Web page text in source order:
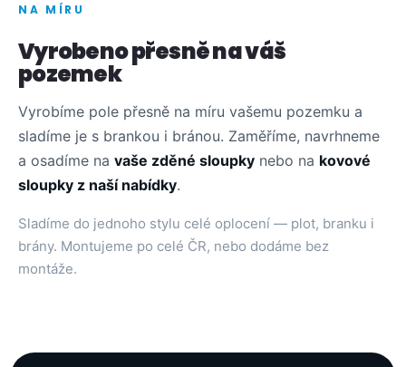
NA MÍRU
Vyrobeno přesně na váš
pozemek
Vyrobíme pole přesně na míru vašemu pozemku a
sladíme je s brankou i bránou. Zaměříme, navrhneme
a osadíme na vaše zděné sloupky nebo na kovové
sloupky z naší nabídky.
Sladíme do jednoho stylu celé oplocení — plot, branku i
brány. Montujeme po celé ČR, nebo dodáme bez
montáže.